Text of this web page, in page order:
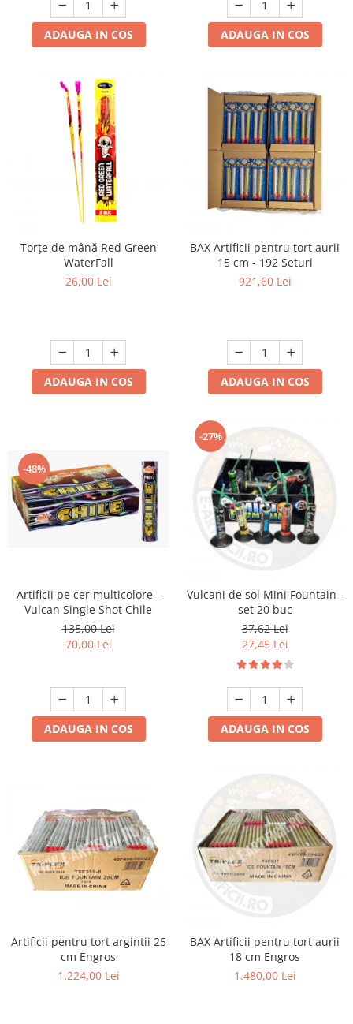
ADAUGA IN COS ADAUGA IN COS
Torțe de mână Red Green
WaterFall
26,00 Lei
ADAUGA IN COS
BAX Artificii pentru tort aurii
15 cm - 192 Seturi
921,60 Lei
ADAUGA IN COS
-48%
Artificii pe cer multicolore -
Vulcan Single Shot Chile
135,00 Lei
70,00 Lei
ADAUGA IN COS
-27%
Vulcani de sol Mini Fountain -
set 20 buc
37,62 Lei
27,45 Lei
ADAUGA IN COS
Artificii pentru tort argintii 25
cm Engros
1.224,00 Lei
BAX Artificii pentru tort aurii
18 cm Engros
1.480,00 Lei